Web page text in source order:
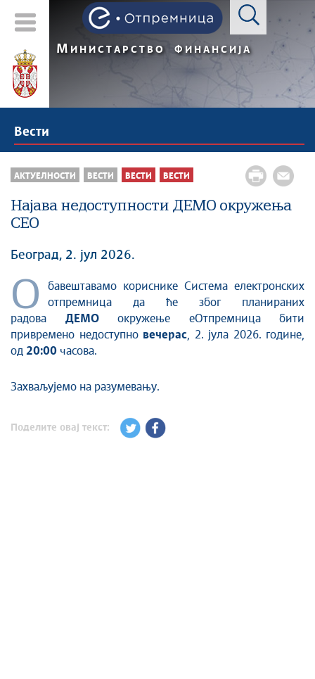
М ИНИСТАРСТВО ФИНАНСИЈА
Вести
АКТУЕЛНОСТИ ВЕСТИ ВЕСТИ ВЕСТИ
Најава недоступности ДЕМО окружења
СЕО
Београд, 2. јул 2026.
O
бавештавамо кориснике Система електронских
отпремница да ће због планираних
радова ДЕМОокружење еОтпремница бити
привремено недоступно вечерас , 2. јула 2026. године,
од 20:00 часова.
Захваљујемо на разумевању.
Поделите овај текст: